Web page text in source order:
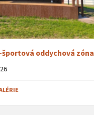
oddychová zóna